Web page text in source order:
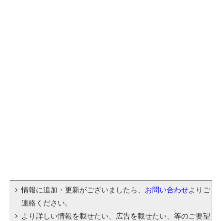
情報に追加・更新がございましたら、 お問い合わせよりご
連絡ください。
より詳しい情報を載せたい、広告を載せたい、等のご要望